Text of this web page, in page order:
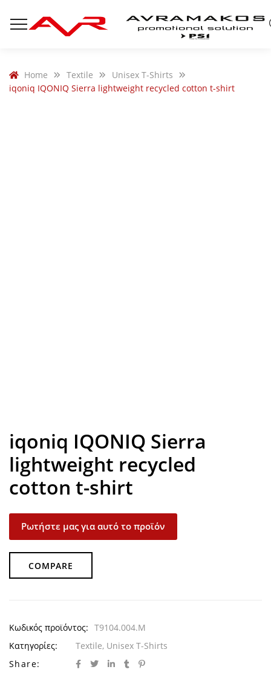
Home Textile
Unisex T-Shirts
iqoniq IQONIQ Sierra lightweight recycled cotton t-shirt
iqoniq IQONIQ Sierra
lightweight recycled
cotton t-shirt
Ρωτήστε μας για αυτό το προϊόν
COMPARE
Κωδικός προϊόντος: T9104.004.M
Κατηγορίες:
Textile, Unisex T-Shirts
Share: